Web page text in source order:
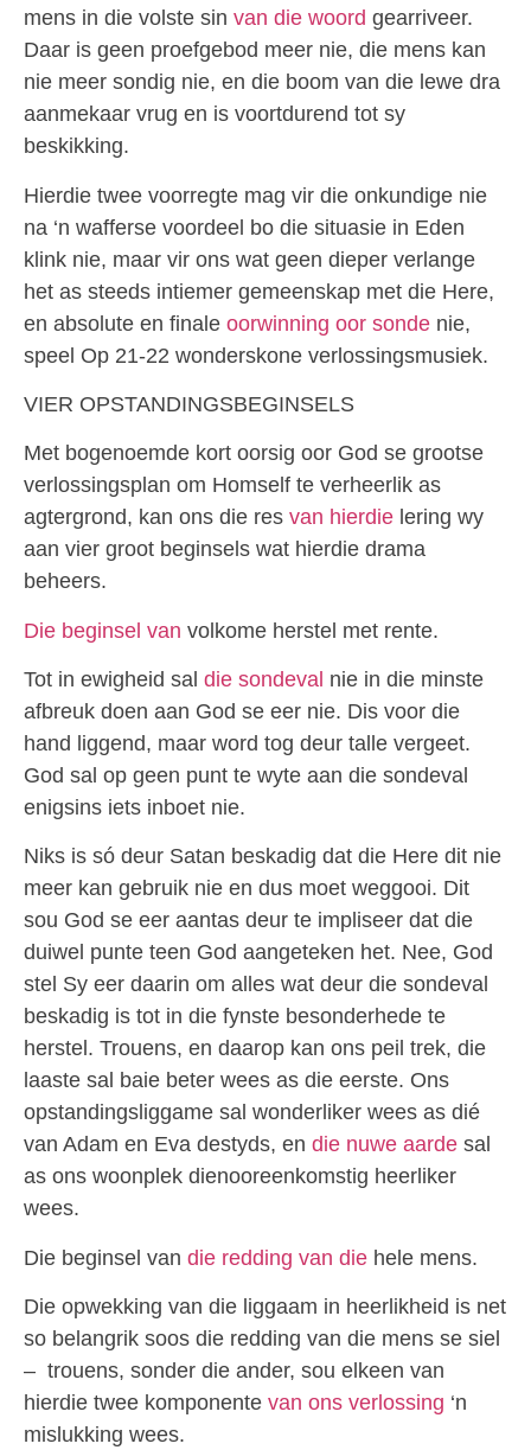
mens in die volste sin van die woord gearriveer.
Daar is geen proefgebod meer nie, die mens kan
nie meer sondig nie, en die boom van die lewe dra
aanmekaar vrug en is voortdurend tot sy
beskikking.
Hierdie twee voorregte mag vir die onkundige nie
na ‘n wafferse voordeel bo die situasie in Eden
klink nie, maar vir ons wat geen dieper verlange
het as steeds intiemer gemeenskap met die Here,
en absolute en finale oorwinning oor sonde nie,
speel Op 21-22 wonderskone verlossingsmusiek.
VIER OPSTANDINGSBEGINSELS
Met bogenoemde kort oorsig oor God se grootse
verlossingsplan om Homself te verheerlik as
agtergrond, kan ons die res van hierdie lering wy
aan vier groot beginsels wat hierdie drama
beheers.
Die beginsel van volkome herstel met rente.
Tot in ewigheid sal die sondeval nie in die minste
afbreuk doen aan God se eer nie. Dis voor die
hand liggend, maar word tog deur talle vergeet.
God sal op geen punt te wyte aan die sondeval
enigsins iets inboet nie.
Niks is só deur Satan beskadig dat die Here dit nie
meer kan gebruik nie en dus moet weggooi. Dit
sou God se eer aantas deur te impliseer dat die
duiwel punte teen God aangeteken het. Nee, God
stel Sy eer daarin om alles wat deur die sondeval
beskadig is tot in die fynste besonderhede te
herstel. Trouens, en daarop kan ons peil trek, die
laaste sal baie beter wees as die eerste. Ons
opstandingsliggame sal wonderliker wees as dié
van Adam en Eva destyds, en die nuwe aarde sal
as ons woonplek dienooreenkomstig heerliker
wees.
Die beginsel van die redding van die hele mens.
Die opwekking van die liggaam in heerlikheid is net
so belangrik soos die redding van die mens se siel
– trouens, sonder die ander, sou elkeen van
hierdie twee komponente van ons verlossing ‘n
mislukking wees.